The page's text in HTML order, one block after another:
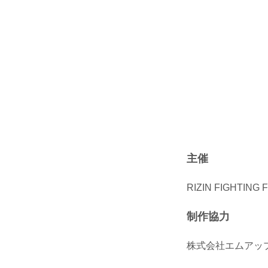
主催
RIZIN FIGHTING
制作協力
株式会社エムアッ